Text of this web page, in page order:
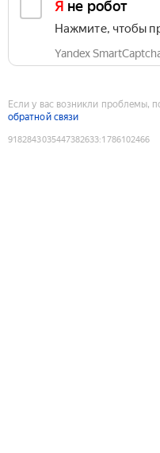
Я не робот
Нажмите, чтобы
Yandex
Если у вас возникли проблемы,
обратной связи
9182843035447382633:1786102466